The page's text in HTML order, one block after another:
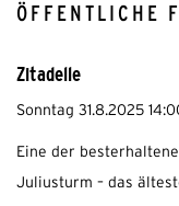
ÖFFENTLICHE
Zitadelle
Sonntag 31.8.2025
Eine der
Juliusturm – das